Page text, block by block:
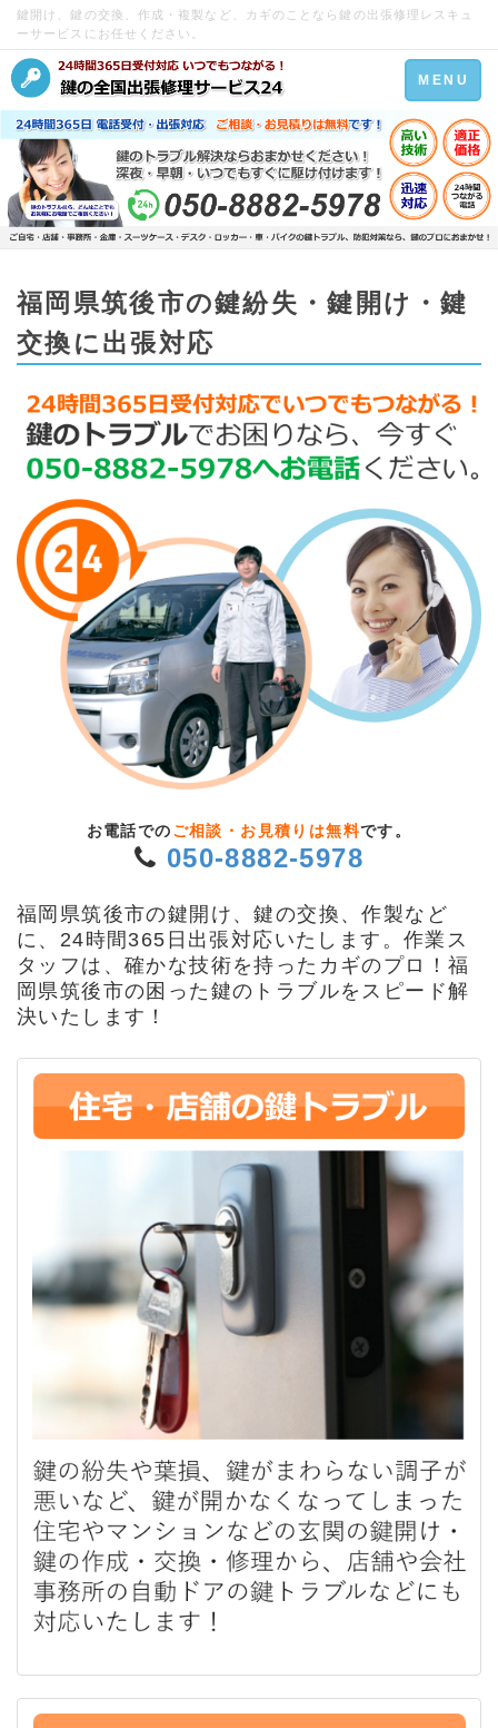
鍵開け、鍵の交換、作成・複製など、カギのことなら鍵の出張修理レスキュ
ーサービスにお任せください。
Toggle
navigation
MENU
福岡県筑後市の鍵紛失・鍵開け・鍵
交換に出張対応
お電話での ご相談・お見積りは無料です。
050-8882-5978
福岡県筑後市の鍵開け、鍵の交換、作製など
に、24時間365日出張対応いたします。作業ス
タッフは、確かな技術を持ったカギのプロ！福
岡県筑後市の困った鍵のトラブルをスピード解
決いたします！